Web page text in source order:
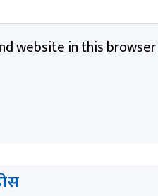
website in this